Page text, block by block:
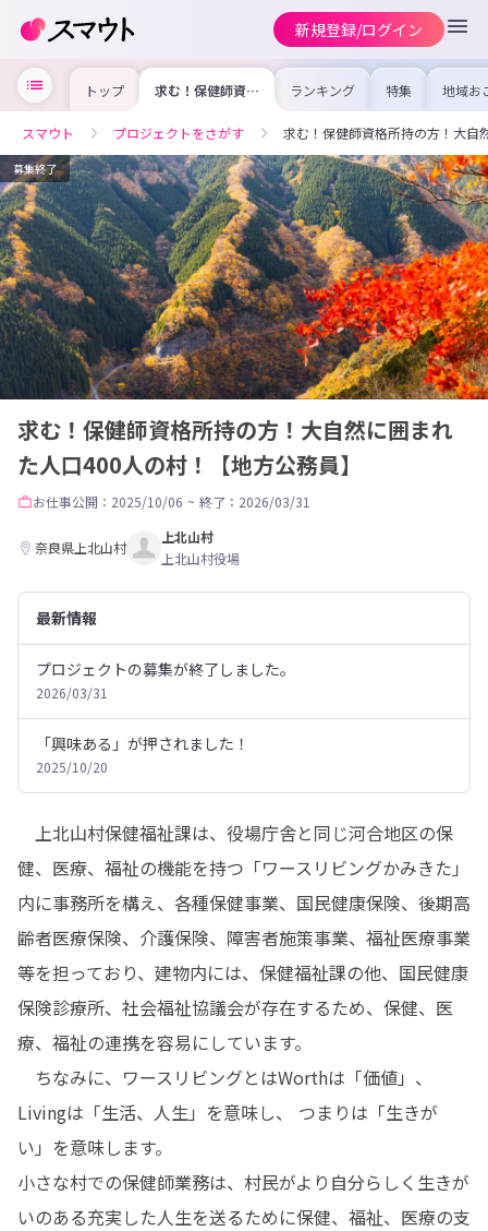
新規登録/ログイン
トップ 求む！保健師資格
所持の方！大自然
400人の村！【地
方公務員】
ランキング 特集 地域お
の求
を集め
事内容
を比較
合った
けよう
スマウト プロジェクトをさがす 求む！保健師資格所持の方！大自
募集終了
求む！保健師資格所持の方！大自然に囲まれ
た人口400人の村！【地方公務員】
お仕事公開：2025/10/06 ~ 終了：2026/03/31
奈良県上北山村
上北山村
上北山村役場
最新情報
プロジェクトの募集が終了しました。
2026/03/31
「興味ある」が押されました！
2025/10/20
上北山村保健福祉課は、役場庁舎と同じ河合地区の保
健、医療、福祉の機能を持つ「ワースリビングかみきた」
内に事務所を構え、各種保健事業、国民健康保険、後期高
齢者医療保険、介護保険、障害者施策事業、福祉医療事業
等を担っており、建物内には、保健福祉課の他、国民健康
保険診療所、社会福祉協議会が存在するため、保健、医
療、福祉の連携を容易にしています。
ちなみに、ワースリビングとはWorthは「価値」、
Livingは「生活、人生」を意味し、 つまりは「生きが
い」を意味します。
小さな村での保健師業務は、村民がより自分らしく生きが
いのある充実した人生を送るために保健、福祉、医療の支